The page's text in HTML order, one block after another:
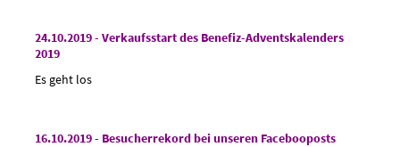
24.10.2019 - Verkaufsstart des Benefiz-Adventskalenders
2019
Es geht los
16.10.2019 - Besucherrekord bei unseren Facebooposts